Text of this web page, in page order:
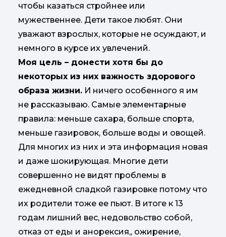
чтобы казаться стройнее или
мужественнее. Дети такое любят. Они
уважают взрослых, которые не осуждают, и
немного в курсе их увлечений.
Моя цель – донести хотя бы до
некоторых из них важность здорового
образа жизни. И ничего особенного я им
не рассказываю. Самые элементарные
правила: меньше сахара, больше спорта,
меньше газировок, больше воды и овощей.
Для многих из них и эта информация новая
и даже шокирующая. Многие дети
совершенно не видят проблемы в
ежедневной сладкой газировке потому что
их родители тоже ее пьют. В итоге к 13
годам лишний вес, недовольство собой,
отказ от еды и анорексия,, ожирение,